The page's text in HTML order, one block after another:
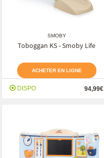
SMOBY
Toboggan KS - Smoby Life
ACHETER EN LIGNE
DISPO 94,99€